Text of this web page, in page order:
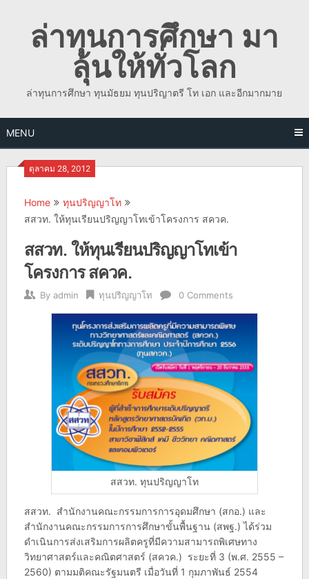
contentล่าทุนการศึกษา มา
ลุ้นให้ทั่วโลก
ล่าทุนการศึกษา ทุนมัธยม ทุนปริญาตรี โท เอก และอีกมากมาย
MENU
ตุลาคม 28, 2012
Home
ทุนปริญญาโท
สสวท. ให้ทุนเรียนปริญญาโทเข้าโครงการ สควค.
สสวท. ให้ทุนเรียนปริญญาโทเข้า
โครงการ สควค.
By admin ทุนปริญญาโท 0 Comments
สสวท. ทุนปริญญาโท
สสวท. สำนักงานคณะกรรมการการอุดมศึกษา (สกอ.) และ
สำนักงานคณะกรรมการการศึกษาขั้นพื้นฐาน (สพฐ.) ได้ร่วม
ดำเนินการส่งเสริมการผลิตครูที่มีความสามารถพิเศษทาง
วิทยาศาสตร์และคณิตศาสตร์ (สควค.) ระยะที่ 3 (พ.ศ. 2555 –
2560) ตามมติคณะรัฐมนตรี เมื่อวันที่ 1 กุมภาพันธ์ 2554